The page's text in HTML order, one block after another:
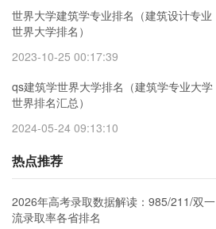
世界大学建筑学专业排名（建筑设计专业
世界大学排名）
2023-10-25 00:17:39
qs建筑学世界大学排名（建筑学专业大学
世界排名汇总）
2024-05-24 09:13:10
热点推荐
2026年高考录取数据解读：985/211/双一
流录取率各省排名